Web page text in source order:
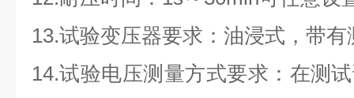
13.试验变压器要求：油浸式，带有
14.试验电压测量方式要求：在测